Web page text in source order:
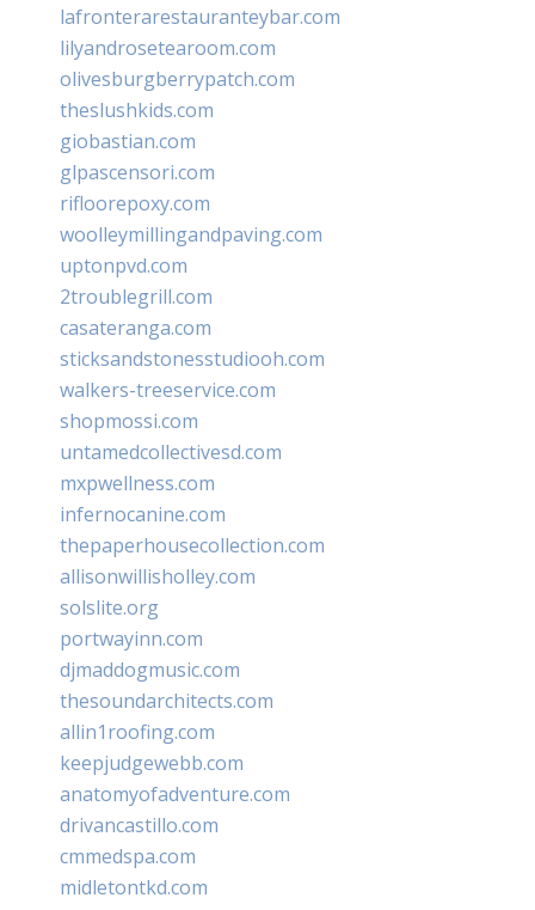
lafronterarestauranteybar.com
lilyandrosetearoom.com
olivesburgberrypatch.com
theslushkids.com
giobastian.com
glpascensori.com
rifloorepoxy.com
woolleymillingandpaving.com
uptonpvd.com
2troublegrill.com
casateranga.com
sticksandstonesstudiooh.com
walkers-treeservice.com
shopmossi.com
untamedcollectivesd.com
mxpwellness.com
infernocanine.com
thepaperhousecollection.com
allisonwillisholley.com
solslite.org
portwayinn.com
djmaddogmusic.com
thesoundarchitects.com
allin1roofing.com
keepjudgewebb.com
anatomyofadventure.com
drivancastillo.com
cmmedspa.com
midletontkd.com